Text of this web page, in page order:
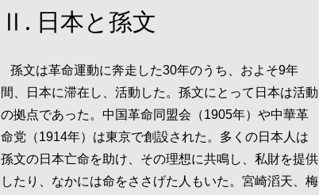
​Ⅱ. 日本と孫文
孫文は革命運動に奔走した30年のうち、およそ9年
間、日本に滞在し、活動した。孫文にとって日本は活動
の拠点であった。中国革命同盟会（1905年）や中華革
命党（1914年）は東京で創設された。多くの日本人は
孫文の日本亡命を助け、その理想に共鳴し、私財を提供
したり、なかには命をささげた人もいた。宮崎滔天、梅